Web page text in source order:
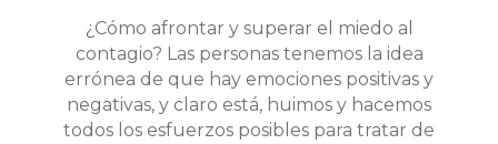
¿Cómo afrontar y superar el miedo al
contagio? Las personas tenemos la idea
errónea de que hay emociones positivas y
negativas, y claro está, huimos y hacemos
todos los esfuerzos posibles para tratar de